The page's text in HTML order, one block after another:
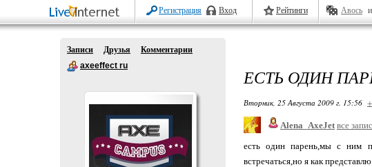
Регистрация Вход Рейтинги Авось
Записи Друзья
Комментарии
axeeffect ru
ЕСТЬ ОДИН
Вторник, 25 Августа 2009 г. 15:56
Alena_AxeJet все
есть один парень,мы с ним
встречаться,но я как